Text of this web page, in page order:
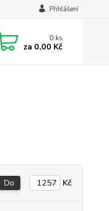
Přihlášení
0ks
za 0,00 Kč
Do Kč